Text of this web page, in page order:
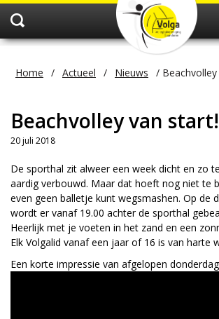
Home / Actueel / Nieuws /
Beachvolley van start!
20 juli 2018
De sporthal zit alweer een week dicht en zo
aardig verbouwd. Maar dat hoeft nog niet te
even geen balletje kunt wegsmashen. Op de
wordt er vanaf 19.00 achter de sporthal
Heerlijk met je voeten in het zand en een
Elk Volgalid vanaf een jaar of 16 is van harte
Een korte impressie van afgelopen